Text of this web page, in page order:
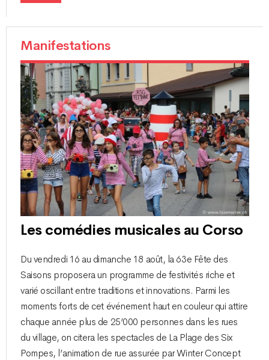
Manifestations
Les comédies musicales au Corso
Du vendredi 16 au dimanche 18 août, la 63e Fête des
Saisons proposera un programme de festivités riche et
varié oscillant entre traditions et innovations. Parmi les
moments forts de cet événement haut en couleur qui attire
chaque année plus de 25’000 personnes dans les rues
du village, on citera les spectacles de La Plage des Six
Pompes, l’animation de rue assurée par Winter Concept